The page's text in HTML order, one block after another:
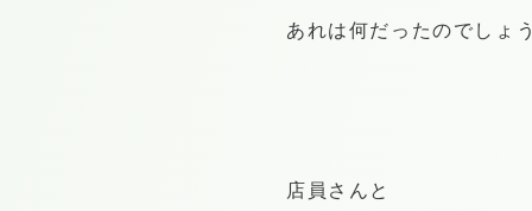
あれは何だったのでしょ
店員さんと